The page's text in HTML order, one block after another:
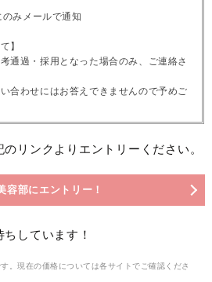
みメールで通知
】
通過・採用となった場合のみ、ご連絡さ
合わせにはお答えできませんので予めご
リンクよりエントリーください。
容部にエントリー！
しています！
。現在の価格については各サイトでご確認くださ